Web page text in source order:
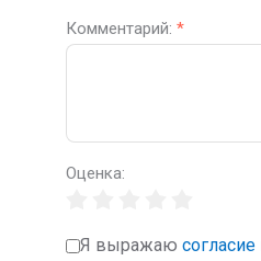
Комментарий: *
Оценка:
Я выражаю